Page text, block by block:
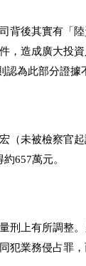
後其實有「
，造成廣大投
為此部分證據
（未被檢察官
657萬元。
上有所調整
犯業務侵占罪，